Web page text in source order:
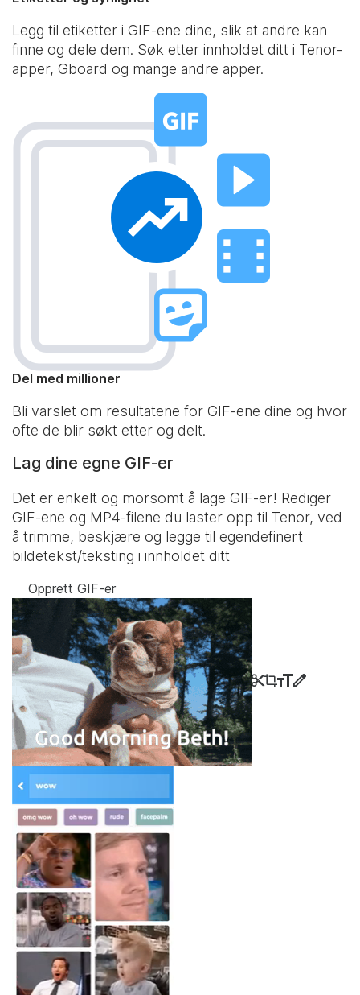
Legg til etiketter i GIF-ene dine, slik at andre kan
finne og dele dem. Søk etter innholdet ditt i Tenor-
apper, Gboard og mange andre apper.
Del med millioner
Bli varslet om resultatene for GIF-ene dine og hvor
ofte de blir søkt etter og delt.
Lag dine egne GIF-er
Det er enkelt og morsomt å lage GIF-er! Rediger
GIF-ene og MP4-filene du laster opp til Tenor, ved
å trimme, beskjære og legge til egendefinert
bildetekst/teksting i innholdet ditt
Opprett GIF-er